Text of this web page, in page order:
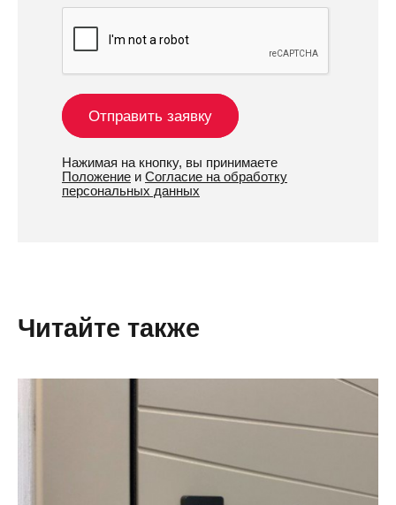
Отправить заявку
Нажимая на кнопку, вы принимаете
Положение и Согласие на обработку
персональных данных
Читайте также